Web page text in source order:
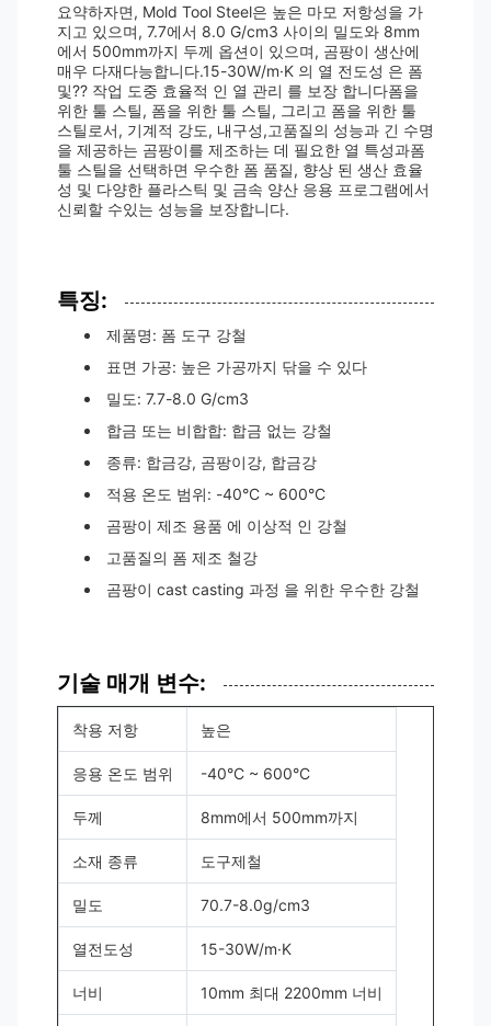
요약하자면, Mold Tool Steel은 높은 마모 저항성을 가
지고 있으며, 7.7에서 8.0 G/cm3 사이의 밀도와 8mm
에서 500mm까지 두께 옵션이 있으며, 곰팡이 생산에
매우 다재다능합니다.15-30W/m·K 의 열 전도성 은 폼
및?? 작업 도중 효율적 인 열 관리 를 보장 합니다폼을
위한 툴 스틸, 폼을 위한 툴 스틸, 그리고 폼을 위한 툴
스틸로서, 기계적 강도, 내구성,고품질의 성능과 긴 수명
을 제공하는 곰팡이를 제조하는 데 필요한 열 특성과폼
툴 스틸을 선택하면 우수한 폼 품질, 향상 된 생산 효율
성 및 다양한 플라스틱 및 금속 양산 응용 프로그램에서
신뢰할 수있는 성능을 보장합니다.
특징:
제품명: 폼 도구 강철
표면 가공: 높은 가공까지 닦을 수 있다
밀도: 7.7-8.0 G/cm3
합금 또는 비합합: 합금 없는 강철
종류: 합금강, 곰팡이강, 합금강
적용 온도 범위: -40°C ~ 600°C
곰팡이 제조 용품 에 이상적 인 강철
고품질의 폼 제조 철강
곰팡이 cast casting 과정 을 위한 우수한 강철
기술 매개 변수:
착용 저항 높은
응용 온도 범위 -40°C ~ 600°C
두께 8mm에서 500mm까지
소재 종류 도구제철
밀도 70.7-8.0g/cm3
열전도성 15-30W/m·K
너비 10mm 최대 2200mm 너비